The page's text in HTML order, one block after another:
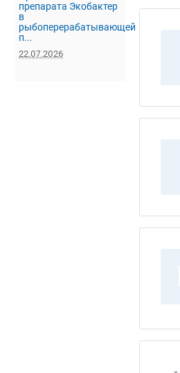
препарата Экобактер
в
рыбоперерабатывающей
п...
22.07.2026